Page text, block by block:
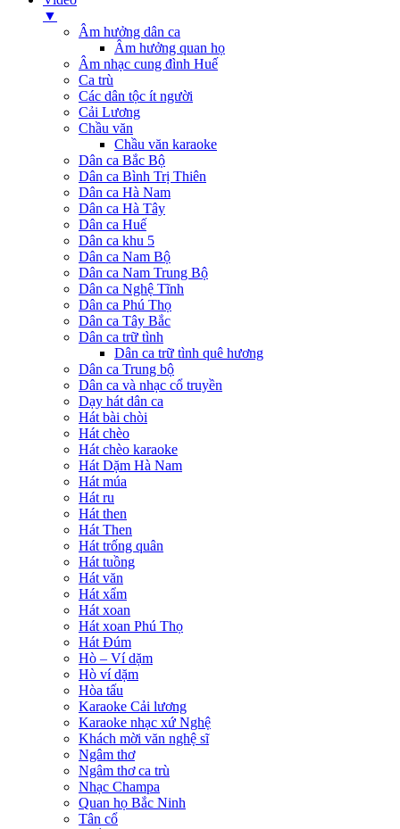
▼
Âm hưởng dân ca
Âm hưởng quan họ
Âm nhạc cung đình Huế
Ca trù
Các dân tộc ít người
Cải Lương
Chầu văn
Chầu văn karaoke
Dân ca Bắc Bộ
Dân ca Bình Trị Thiên
Dân ca Hà Nam
Dân ca Hà Tây
Dân ca Huế
Dân ca khu 5
Dân ca Nam Bộ
Dân ca Nam Trung Bộ
Dân ca Nghệ Tĩnh
Dân ca Phú Thọ
Dân ca Tây Bắc
Dân ca trữ tình
Dân ca trữ tình quê hương
Dân ca Trung bộ
Dân ca và nhạc cổ truyền
Dạy hát dân ca
Hát bài chòi
Hát chèo
Hát chèo karaoke
Hát Dặm Hà Nam
Hát múa
Hát ru
Hát then
Hát Then
Hát trống quân
Hát tuồng
Hát văn
Hát xẩm
Hát xoan
Hát xoan Phú Thọ
Hát Đúm
Hò – Ví dặm
Hò ví dặm
Hòa tấu
Karaoke Cải lương
Karaoke nhạc xứ Nghệ
Khách mời văn nghệ sĩ
Ngâm thơ
Ngâm thơ ca trù
Nhạc Champa
Quan họ Bắc Ninh
Tân cổ